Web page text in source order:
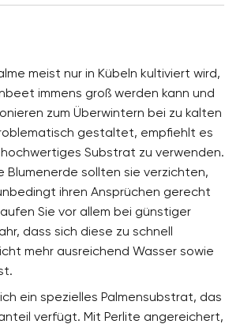
meist nur in Kübeln kultiviert wird,
immens groß werden kann und
zum Überwintern bei zu kalten
gestaltet, empfiehlt es
hochwertiges Substrat zu verwenden.
Blumenerde sollten sie verzichten,
ihren Ansprüchen gerecht
Sie vor allem bei günstiger
dass sich diese zu schnell
mehr ausreichend Wasser sowie
ein spezielles Palmensubstrat, das
verfügt. Mit Perlite angereichert,